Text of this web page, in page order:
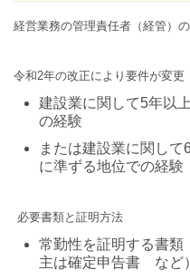
経営業務の管理責任者（経管）
令和2年の改正により要件が変更
建設業に関して5年以
の経験
または建設業に関し
に準ずる地位での経験
必要書類と証明方法
常勤性を証明する書類
主は確定申告書 など）